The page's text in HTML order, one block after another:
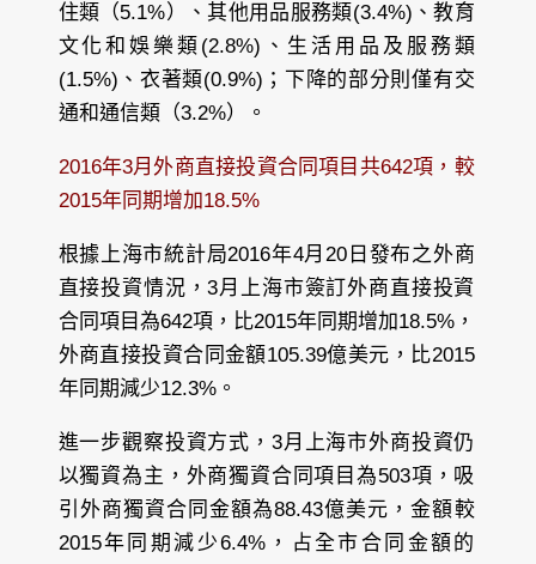
住類（5.1%）、其他用品服務類(3.4%)、教育
文化和娛樂類(2.8%)、生活用品及服務類
(1.5%)、衣著類(0.9%)；下降的部分則僅有交
通和通信類（3.2%）。
2016年3月外商直接投資合同項目共642項，較
2015年同期增加18.5%
根據上海市統計局2016年4月20日發布之外商
直接投資情況，3月上海市簽訂外商直接投資
合同項目為642項，比2015年同期增加18.5%，
外商直接投資合同金額105.39億美元，比2015
年同期減少12.3%。
進一步觀察投資方式，3月上海市外商投資仍
以獨資為主，外商獨資合同項目為503項，吸
引外商獨資合同金額為88.43億美元，金額較
2015年同期減少6.4%，占全市合同金額的